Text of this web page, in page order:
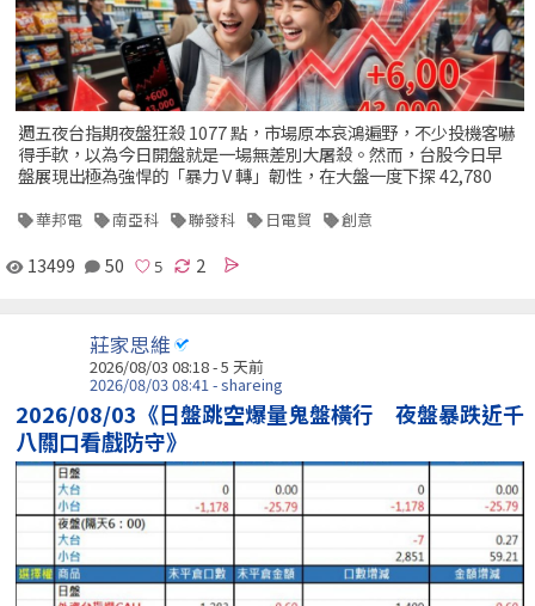
週五夜台指期夜盤狂殺 1077 點，市場原本哀鴻遍野，不少投機客嚇
得手軟，以為今日開盤就是一場無差別大屠殺。然而，台股今日早
盤展現出極為強悍的「暴力 V 轉」韌性，在大盤一度下探 42,780
華邦電 南亞科 聯發科 日電貿 創意
13499 50 2
莊家思維
2026/08/03 08:18 - 5 天前
2026/08/03 08:41 - shareing
2026/08/03《日盤跳空爆量鬼盤橫行 夜盤暴跌近千
八關口看戲防守》